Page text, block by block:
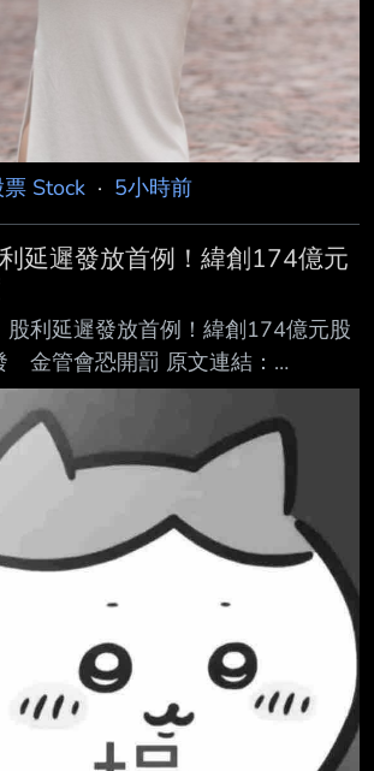
票 Stock · 5小時前
延遲發放首例！緯創174億元
股利延遲發放首例！緯創174億元股
金管會恐開罰 原文連結：
5X8l7M 發布時間：2026/08/06
署名：記者 許麗珍 綜合報導 原文內
許麗珍／台北報導】緯創（3231）
元股利兩度遲發引發市場軒然大波及
金管會今表示經查緯創雖已於今發放
但有股東反映緯創「重訊發布 時間
內容恐有錯」等，將請證交所及台灣
元至50萬元違約金，情節嚴